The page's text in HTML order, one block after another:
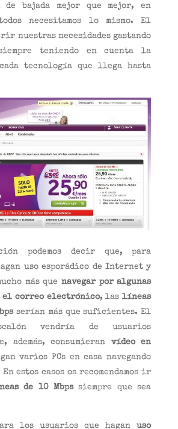
de bajada mejor que mejor, en
necesitamos lo mismo. El
nuestras necesidades gastando
teniendo en cuenta la
tecnología que llega hasta
podemos decir que, para
uso esporádico de Internet y
más que navegar por algunas
el correo electrónico, laslíneas
serían más que suficientes. El
vendría de usuarios
además, consumieran vídeo en
varios PCs en casa navegando
estos casos os recomendamos ir
de 10 Mbpssiempre que sea
los usuarios que haganuso